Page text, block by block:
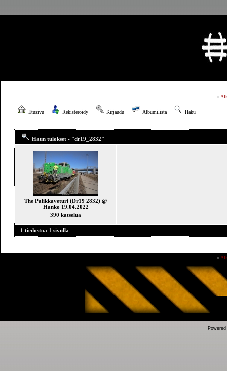
»
Etusivu Rekisteröidy Kirjaudu Albumilista Haku
Haun tulokset - "dr19_2832"
The Palikkaveturi (Dr19 2832) @
Hanko 19.04.2022
390 katselua
1 tiedostoa 1 sivulla
»